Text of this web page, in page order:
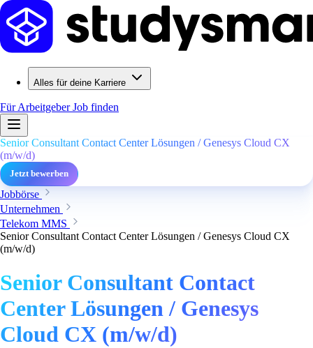
Alles für deine Karriere
Für ArbeitgeberJob finden
Senior Consultant Contact Center Lösungen / Genesys Cloud CX
(m/w/d)
Jetzt bewerben
Jobbörse
Unternehmen
Telekom MMS
Senior Consultant Contact Center Lösungen / Genesys Cloud CX
(m/w/d)
Senior Consultant Contact
Center Lösungen / Genesys
Cloud CX (m/w/d)